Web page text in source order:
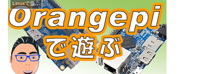
Linuxで遊ぶ